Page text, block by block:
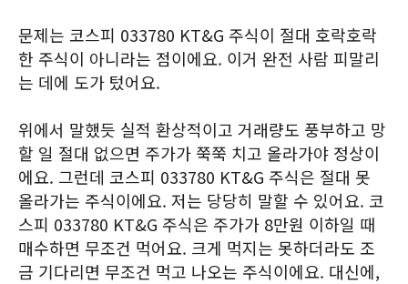
문제는 코스피 033780 KT&G 주식이 절대 호락호락
한 주식이 아니라는 점이에요. 이거 완전 사람 피말리
는 데에 도가 텄어요.
위에서 말했듯 실적 환상적이고 거래량도 풍부하고 망
할 일 절대 없으면 주가가 쭉쭉 치고 올라가야 정상이
에요. 그런데 코스피 033780 KT&G 주식은 절대 못
올라가는 주식이에요. 저는 당당히 말할 수 있어요. 코
스피 033780 KT&G 주식은 주가가 8만원 이하일 때
매수하면 무조건 먹어요. 크게 먹지는 못하더라도 조
금 기다리면 무조건 먹고 나오는 주식이에요. 대신에,